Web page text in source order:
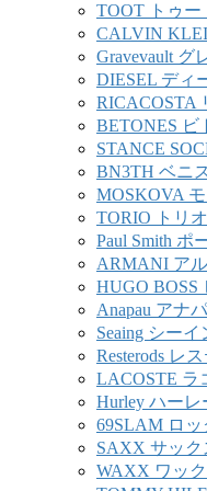
TOOT トゥー
CALVIN
Gravevault グ
DIESEL ディ
RICACOSTA
BETONES ビ
STANCE
BN3TH ベニ
MOSKOVA
TORIO トリオ
Paul Smith ポ
ARMANI ア
HUGO BOSS
Anapau アナ
Seaing シーイ
Resterods レ
LACOSTE ラ
Hurley ハーレ
69SLAM ロッ
SAXX サック
WAXX ワッ